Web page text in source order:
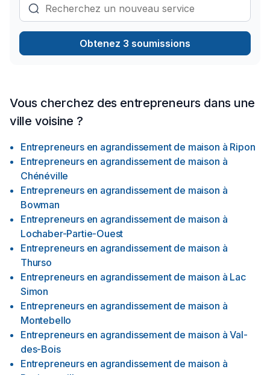
Obtenez 3 soumissions
Vous cherchez des entrepreneurs dans une
ville voisine ?
Entrepreneurs en agrandissement de maison à Ripon
Entrepreneurs en agrandissement de maison à
Chénéville
Entrepreneurs en agrandissement de maison à
Bowman
Entrepreneurs en agrandissement de maison à
Lochaber-Partie-Ouest
Entrepreneurs en agrandissement de maison à
Thurso
Entrepreneurs en agrandissement de maison à Lac
Simon
Entrepreneurs en agrandissement de maison à
Montebello
Entrepreneurs en agrandissement de maison à Val-
des-Bois
Entrepreneurs en agrandissement de maison à